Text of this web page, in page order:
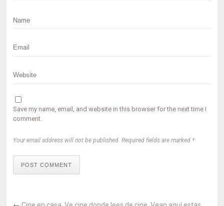
Save my name, email, and website in this browser for the next time I
comment.
Your email address will not be published. Required fields are marked *
POST COMMENT